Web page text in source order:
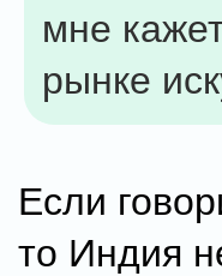
мне
рынке
Если
то Индия